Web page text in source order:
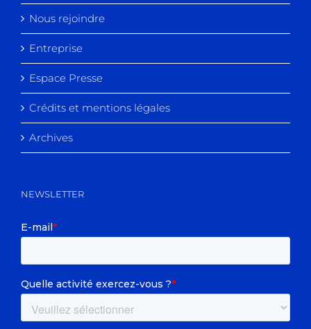
Nous rejoindre
Entreprise
Espace Presse
Crédits et mentions légales
Archives
NEWSLETTER